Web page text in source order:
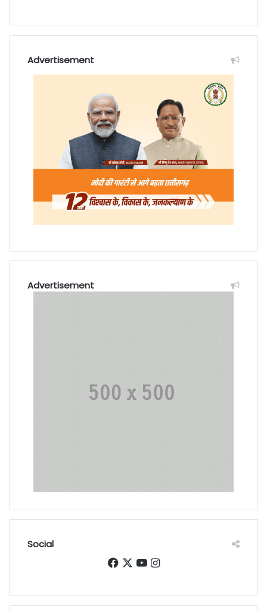
Advertisement
Advertisement
Social
Facebook
X YouTube
Instagram